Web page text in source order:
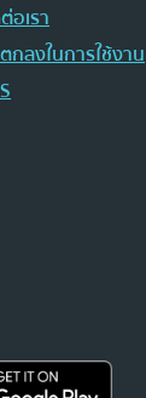
อเรา
กลงในการใช้งาน